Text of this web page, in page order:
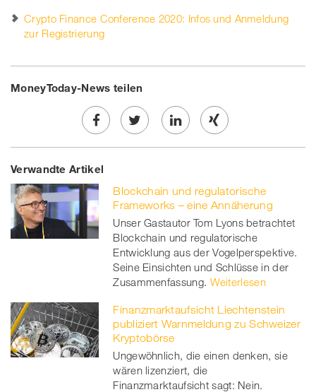
Crypto Finance Conference 2020: Infos und Anmeldung
zur Registrierung
MoneyToday-News teilen
Share
on
Facebook
Twe
on
twitt
er
Share
linkedin
Share
Xing
Verwandte Artikel
Blockchain und regulatorische
Frameworks – eine Annäherung
Unser Gastautor Tom Lyons betrachtet
Blockchain und regulatorische
Entwicklung aus der Vogelperspektive.
Seine Einsichten und Schlüsse in der
Zusammenfassung. Weiterlesen
Finanzmarktaufsicht Liechtenstein
publiziert Warnmeldung zu Schweizer
Kryptobörse
Ungewöhnlich, die einen denken, sie
wären lizenziert, die
Finanzmarktaufsicht sagt: Nein.